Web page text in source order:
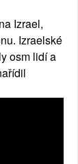
Izrael,
Izraelské
osm lidí a